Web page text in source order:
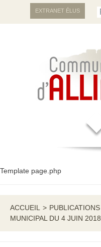
EXTRANET ÉLUS
Template page.php
ACCUEIL > PUBLICATIONS
MUNICIPAL DU 4 JUIN 2018